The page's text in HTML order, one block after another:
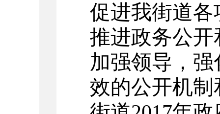
促进我街道
推进政务公
加强领导，
效的公开机